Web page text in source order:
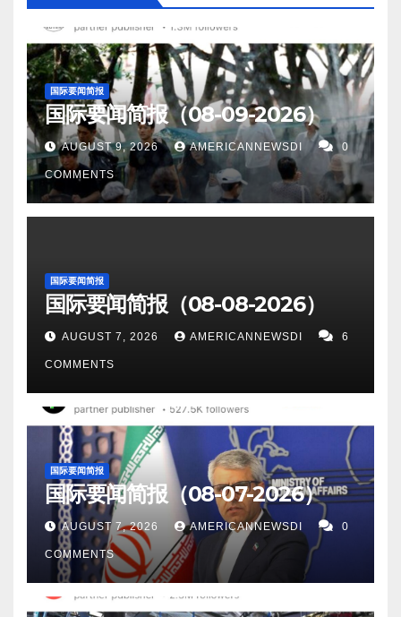
国际要闻简报
国际要闻简报（08-09-2026）
AUGUST 9, 2026 AMERICANNEWSDI 0
COMMENTS
国际要闻简报
国际要闻简报（08-08-2026）
AUGUST 7, 2026 AMERICANNEWSDI 6
COMMENTS
国际要闻简报
国际要闻简报（08-07-2026）
AUGUST 7, 2026 AMERICANNEWSDI 0
COMMENTS